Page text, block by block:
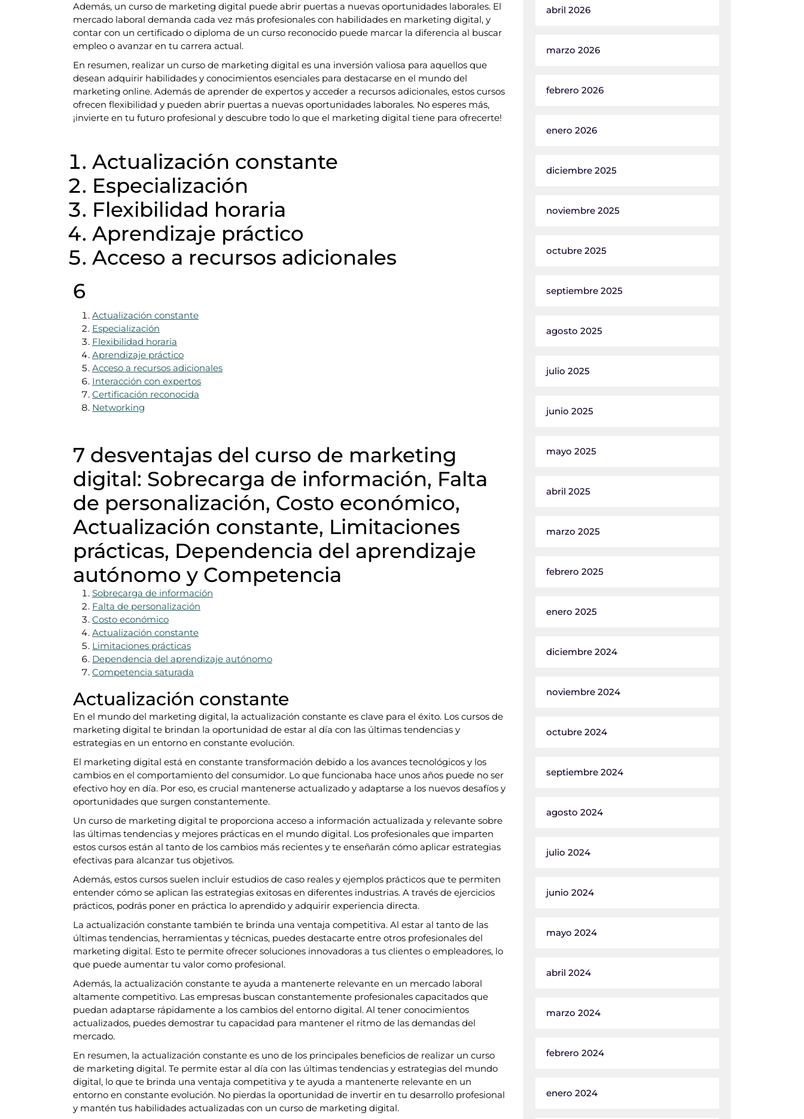
Además, un curso de marketing digital puede abrir puertas a nuevas oportunidades laborales. El
mercado laboral demanda cada vez más profesionales con habilidades en marketing digital, y
contar con un certificado o diploma de un curso reconocido puede marcar la diferencia al buscar
empleo o avanzar en tu carrera actual.
En resumen, realizar un curso de marketing digital es una inversión valiosa para aquellos que
desean adquirir habilidades y conocimientos esenciales para destacarse en el mundo del
marketing online. Además de aprender de expertos y acceder a recursos adicionales, estos cursos
ofrecen flexibilidad y pueden abrir puertas a nuevas oportunidades laborales. No esperes más,
¡invierte en tu futuro profesional y descubre todo lo que el marketing digital tiene para ofrecerte!
Actualización constante
Especialización
Flexibilidad horaria
Aprendizaje práctico
Acceso a recursos adicionales
6
Actualización constante
Especialización
Flexibilidad horaria
Aprendizaje práctico
Acceso a recursos adicionales
Interacción con expertos
Certificación reconocida
Networking
7 desventajas del curso de marketing
digital: Sobrecarga de información, Falta
de personalización, Costo económico,
Actualización constante, Limitaciones
prácticas, Dependencia del aprendizaje
autónomo y Competencia
Sobrecarga de información
Falta de personalización
Costo económico
Actualización constante
Limitaciones prácticas
Dependencia del aprendizaje autónomo
Competencia saturada
Actualización constante
En el mundo del marketing digital, la actualización constante es clave para el éxito. Los cursos de
marketing digital te brindan la oportunidad de estar al día con las últimas tendencias y
estrategias en un entorno en constante evolución.
El marketing digital está en constante transformación debido a los avances tecnológicos y los
cambios en el comportamiento del consumidor. Lo que funcionaba hace unos años puede no ser
efectivo hoy en día. Por eso, es crucial mantenerse actualizado y adaptarse a los nuevos desafíos y
oportunidades que surgen constantemente.
Un curso de marketing digital te proporciona acceso a información actualizada y relevante sobre
las últimas tendencias y mejores prácticas en el mundo digital. Los profesionales que imparten
estos cursos están al tanto de los cambios más recientes y te enseñarán cómo aplicar estrategias
efectivas para alcanzar tus objetivos.
Además, estos cursos suelen incluir estudios de caso reales y ejemplos prácticos que te permiten
entender cómo se aplican las estrategias exitosas en diferentes industrias. A través de ejercicios
prácticos, podrás poner en práctica lo aprendido y adquirir experiencia directa.
La actualización constante también te brinda una ventaja competitiva. Al estar al tanto de las
últimas tendencias, herramientas y técnicas, puedes destacarte entre otros profesionales del
marketing digital. Esto te permite ofrecer soluciones innovadoras a tus clientes o empleadores, lo
que puede aumentar tu valor como profesional.
Además, la actualización constante te ayuda a mantenerte relevante en un mercado laboral
altamente competitivo. Las empresas buscan constantemente profesionales capacitados que
puedan adaptarse rápidamente a los cambios del entorno digital. Al tener conocimientos
actualizados, puedes demostrar tu capacidad para mantener el ritmo de las demandas del
mercado.
En resumen, la actualización constante es uno de los principales beneficios de realizar un curso
de marketing digital. Te permite estar al día con las últimas tendencias y estrategias del mundo
digital, lo que te brinda una ventaja competitiva y te ayuda a mantenerte relevante en un
entorno en constante evolución. No pierdas la oportunidad de invertir en tu desarrollo profesional
y mantén tus habilidades actualizadas con un curso de marketing digital.
abril 2026
marzo 2026
febrero 2026
enero 2026
diciembre 2025
noviembre 2025
octubre 2025
septiembre 2025
agosto 2025
julio 2025
junio 2025
mayo 2025
abril 2025
marzo 2025
febrero 2025
enero 2025
diciembre 2024
noviembre 2024
octubre 2024
septiembre 2024
agosto 2024
julio 2024
junio 2024
mayo 2024
abril 2024
marzo 2024
febrero 2024
enero 2024